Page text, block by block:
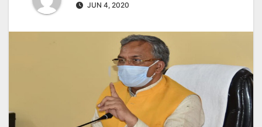
JUN 4, 2020